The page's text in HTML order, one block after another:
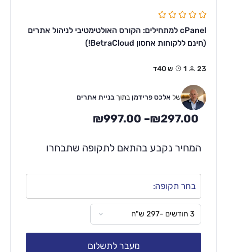
cPanel למתחילים: הקורס האולטימטיבי לניהול אתרים
(חינם ללקוחות אחסון BetraCloud!)
23 1ש 40ד
של אלכס פרידמן בתוך בניית אתרים
₪297.00
–
₪997.00
המחיר נקבע בהתאם לתקופה שתבחרו
בחר תקופה:
מעבר לתשלום